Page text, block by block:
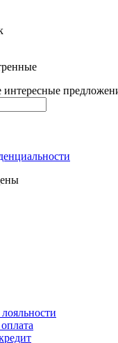
интересные